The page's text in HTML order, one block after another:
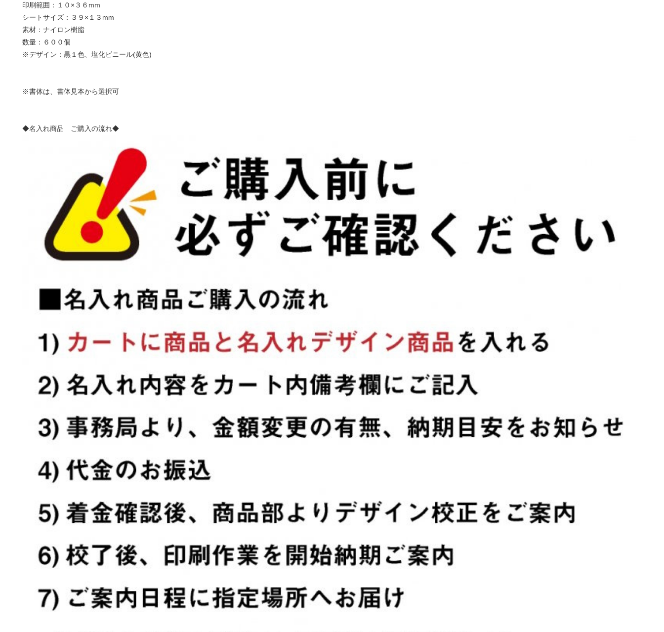
印刷範囲：１０×３６mm
シートサイズ：３９×１３mm
素材：ナイロン樹脂
数量：６００個
※デザイン：黒１色、塩化ビニール(黄色)
※書体は、書体見本から選択可
◆名入れ商品 ご購入の流れ◆